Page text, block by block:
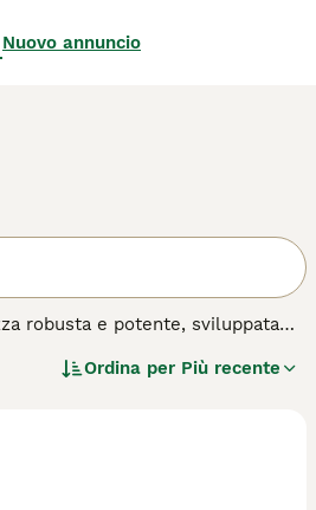
Nuovo annuncio
robusta e potente, sviluppata
di nuotare anche in condizioni
istinto di lavoro, è
razza.
Ordina per Più recente